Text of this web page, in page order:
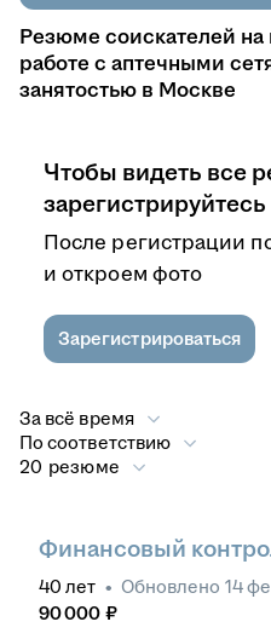
Резюме соискателей
работе с аптечными
занятостью в Москве
Чтобы видеть все
зарегистрируйтесь
После регистрации
и откроем фото
Зарегистрироваться
За всё время
По соответствию
20 резюме
Финансовый
40 лет • Обновлено 14
90 000 ₽